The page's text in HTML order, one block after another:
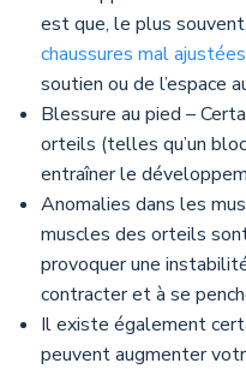
est que, le plus
chaussures mal ajustées
soutien ou de l’espace
Blessure au pied –
orteils (telles qu’un
entraîner le
Anomalies dans les
muscles des orteils
provoquer une
contracter et à se
Il existe également
peuvent augmenter